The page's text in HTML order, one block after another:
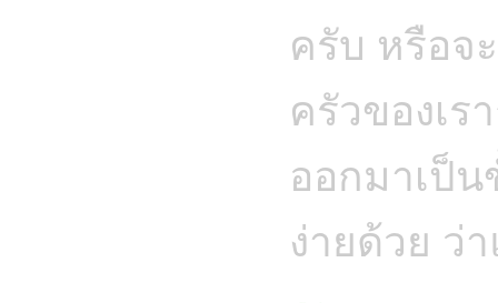
ครับ หรือจ
ครัวของเร
ออกมาเป็
ง่ายด้วย ว่